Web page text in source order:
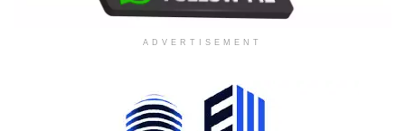
ADVERTISEMENT